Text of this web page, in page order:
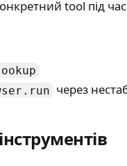
tool під
через